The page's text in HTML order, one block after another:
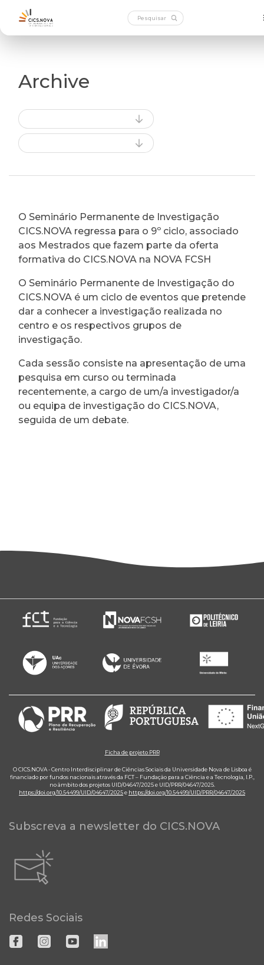
Archive
O Seminário Permanente de Investigação
CICS.NOVA regressa para o 9º ciclo, associado
aos Mestrados que fazem parte da oferta
formativa do CICS.NOVA na NOVA FCSH
O Seminário Permanente de Investigação do
CICS.NOVA é um ciclo de eventos que pretende
dar a conhecer a investigação realizada no
centro e os respectivos grupos de
investigação.
Cada sessão consiste na apresentação de uma
pesquisa em curso ou terminada
recentemente, a cargo de um/a investigador/a
ou equipa de investigação do CICS.NOVA,
seguida de um debate.
Ficha de projeto PRR
O CICS.NOVA - Centro Interdisciplinar de Ciências Sociais da Universidade Nova de Lisboa é
financiado por fundos nacionais através da FCT – Fundação para a Ciência e a Tecnologia, I.P.,
no âmbito dos projetos UID/04647/2025 e UID/PRR/04647/2025.
https://doi.org/10.54499/UID/04647/2025e https://doi.org/10.54499/UID/PRR/04647/2025
Subscreva a newsletter do CICS.NOVA
Redes Sociais